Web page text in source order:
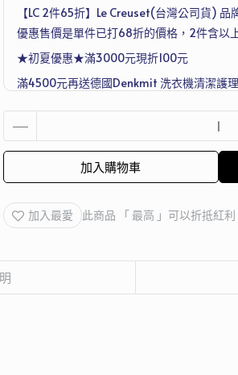
【LC 2件65折】Le Creuset(台灣公司貨)
優惠售價是單件已打68折的價格，2件含以
★初夏優惠★滿3000元現折100元
滿4500元再送德國Denkmit 洗衣機清潔護
加入購物車
加入最愛 此商品 「 最高 」可以折抵紅利